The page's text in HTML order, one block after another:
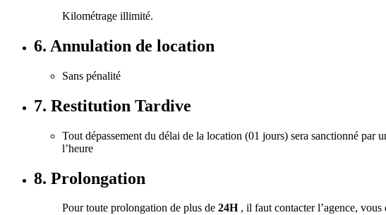
Kilométrage illimité.
6. Annulation de location
Sans pénalité
7. Restitution Tardive
Tout dépassement du délai de la location (01 jours) sera sanctionné par
l’heure
8. Prolongation
Pour toute prolongation de plus de 24H , il faut contacter l’agence, vous